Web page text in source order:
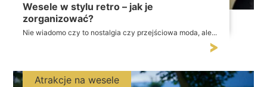
Wesele w stylu retro – jak je
zorganizować?
Nie wiadomo czy to nostalgia czy przejściowa moda, ale...
Atrakcje na wesele